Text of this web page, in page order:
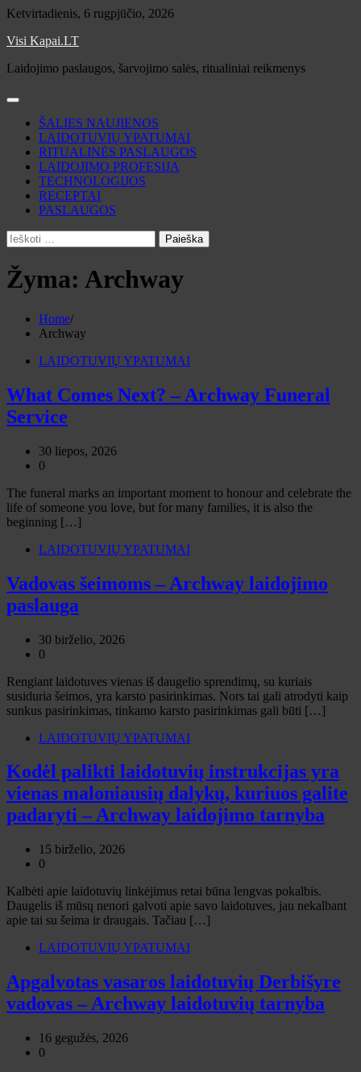
Skip
content
Ketvirtadienis, 6 rugpjūčio, 2026
Visi Kapai.LT
Laidojimo paslaugos, šarvojimo salės, ritualiniai reikmenys
ŠALIES NAUJIENOS
LAIDOTUVIŲ YPATUMAI
RITUALINĖS PASLAUGOS
LAIDOJIMO PROFESIJA
TECHNOLOGIJOS
RECEPTAI
PASLAUGOS
Ieškoti:
Žyma: Archway
Home
Archway
LAIDOTUVIŲ YPATUMAI
What Comes Next? – Archway Funeral
Service
30 liepos, 2026
0
The funeral marks an important moment to honour and celebrate the
life of someone you love, but for many families, it is also the
beginning […]
LAIDOTUVIŲ YPATUMAI
Vadovas šeimoms – Archway laidojimo
paslauga
30 birželio, 2026
0
Rengiant laidotuves vienas iš daugelio sprendimų, su kuriais
susiduria šeimos, yra karsto pasirinkimas. Nors tai gali atrodyti kaip
sunkus pasirinkimas, tinkamo karsto pasirinkimas gali būti […]
LAIDOTUVIŲ YPATUMAI
Kodėl palikti laidotuvių instrukcijas yra
vienas maloniausių dalykų, kuriuos galite
padaryti – Archway laidojimo tarnyba
15 birželio, 2026
0
Kalbėti apie laidotuvių linkėjimus retai būna lengvas pokalbis.
Daugelis iš mūsų nenori galvoti apie savo laidotuves, jau nekalbant
apie tai su šeima ir draugais. Tačiau […]
LAIDOTUVIŲ YPATUMAI
Apgalvotas vasaros laidotuvių Derbišyre
vadovas – Archway laidotuvių tarnyba
16 gegužės, 2026
0